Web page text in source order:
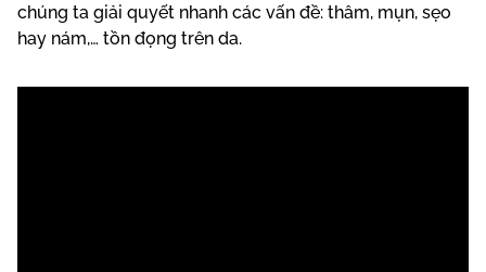
chúng ta giải quyết nhanh các vấn đề: thâm, mụn, sẹo
hay nám,… tồn đọng trên da.